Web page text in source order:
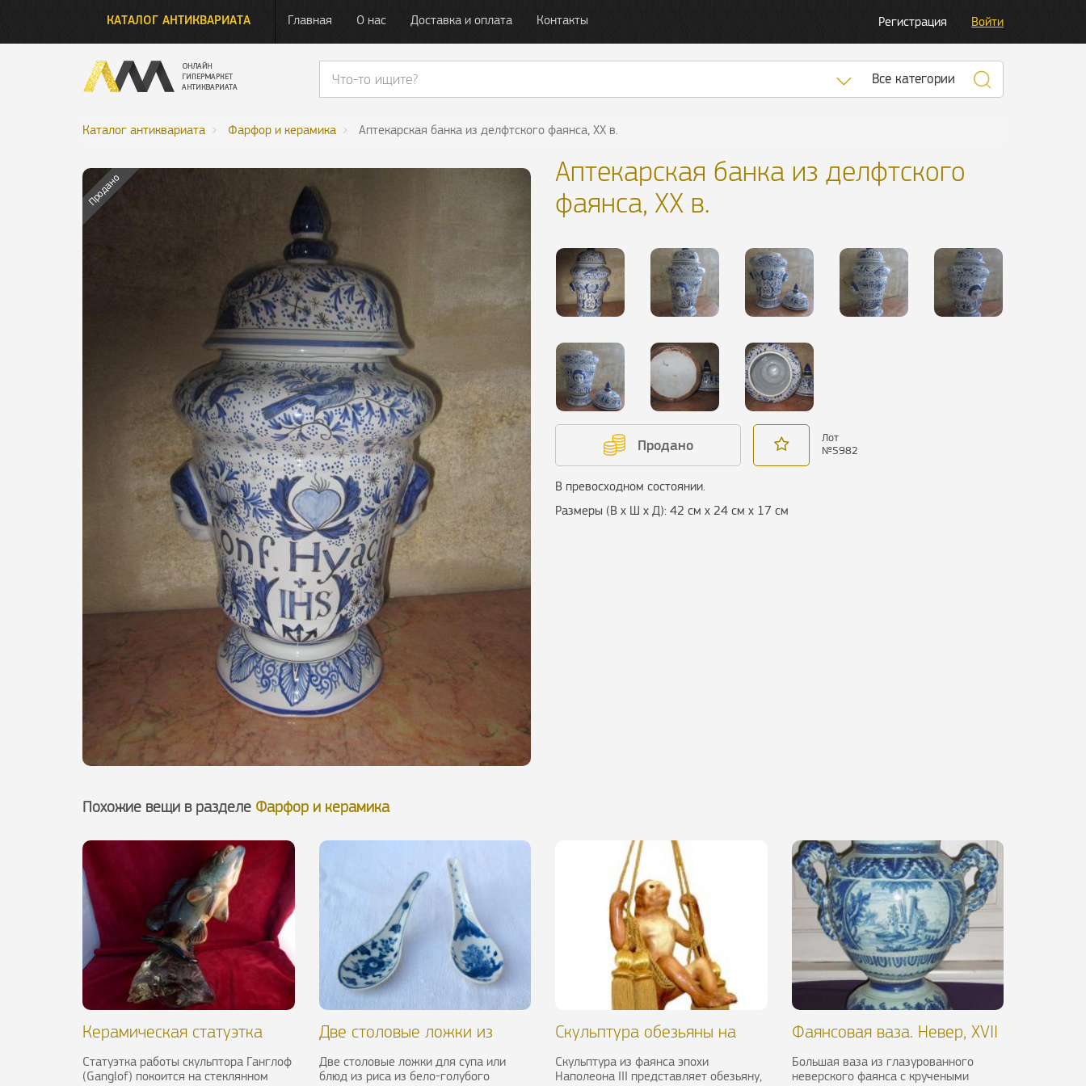
КАТАЛОГ АНТИКВАРИАТА Главная О нас Доставка и оплата Контакты Регистрация Войти
Список категорий
Все категории
Каталог антиквариата Фарфор и керамика Аптекарская банка из делфтского фаянса, XX в.
Продано
Аптекарская банка из делфтского
фаянса, XX в.
Продано
Лот
№5982
В превосходном состоянии.
Размеры (В х Ш х Д): 42 см х 24 см х 17 см
Похожие вещи в разделе Фарфор и керамика
Керамическая статуэтка
Статуэтка работы скульптора Ганглоф
(Ganglof) покоится на стеклянном
Две столовые ложки из
XIX
Две столовые ложки для супа или
блюд из риса из бело-голубого
Скульптура обезьяны на
Скульптура из фаянса эпохи
Наполеона III представляет обезьяну,
Фаянсовая ваза. Невер, XVII
Большая ваза из глазурованного
неверского фаянса с кручеными